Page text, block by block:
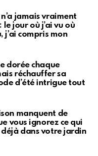
jamais vraiment
jour où j’ai vu où
j’ai compris mon
dorée chaque
réchauffer sa
d’été intrigue tout
manquent de
vous ignorez ce qui
dans votre jardin